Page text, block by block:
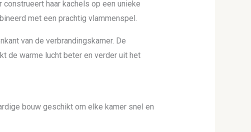
haar kachels op een unieke
met een prachtig vlammenspel.
van de verbrandingskamer. De
de warme lucht beter en verder uit het
bouw geschikt om elke kamer snel en